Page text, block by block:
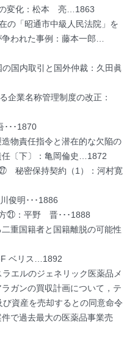
の変化：松本 亮…1863
の「昭通市中級人民法院」を
われた事例：藤本一郎…
国内取引と国外仲裁：久田眞
企業名称管理制度の改正：
･･･1870
物責任指令と潜在的な欠陥の
任〔下〕：亀岡倫史…1872
秘密保持契約（1）：河村寛
俊明･･･1886
㉑：平野 晋･･･1888
重国籍者と国籍離脱の可能性
F ベリス…1892
エルのジェネリック医薬品メ
ガンの買収計画について，テ
資産を売却するとの同意命令
で過去最大の医薬品事業売